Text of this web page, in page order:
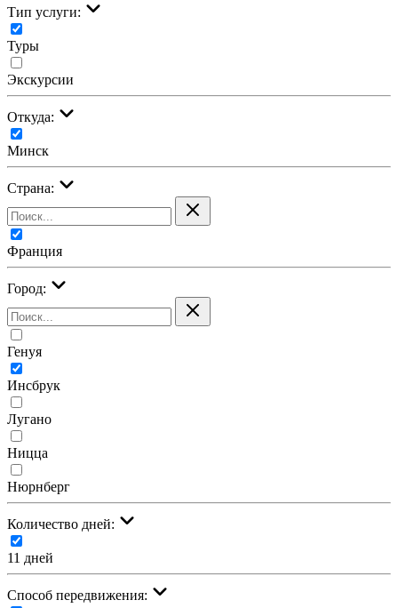
Тип услуги:
Туры
Экскурсии
Откуда:
Минск
Страна:
Франция
Город:
Генуя
Инсбрук
Лугано
Ницца
Нюрнберг
Количество дней:
11 дней
Cпособ передвижения: